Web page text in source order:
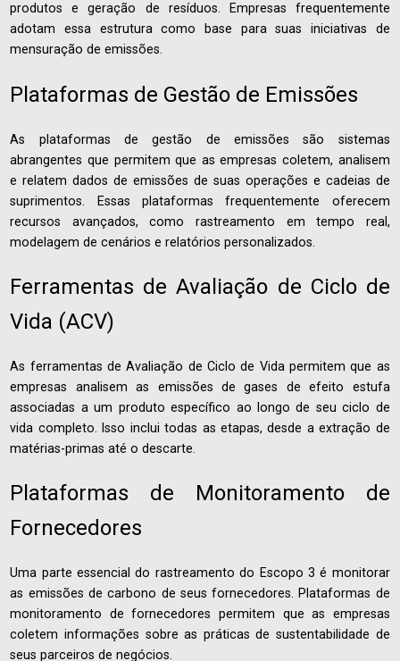
produtos e geração de resíduos. Empresas frequentemente
adotam essa estrutura como base para suas iniciativas de
mensuração de emissões.
Plataformas de Gestão de Emissões
As plataformas de gestão de emissões são sistemas
abrangentes que permitem que as empresas coletem, analisem
e relatem dados de emissões de suas operações e cadeias de
suprimentos. Essas plataformas frequentemente oferecem
recursos avançados, como rastreamento em tempo real,
modelagem de cenários e relatórios personalizados.
Ferramentas de Avaliação de Ciclo de
Vida (ACV)
As ferramentas de Avaliação de Ciclo de Vida permitem que as
empresas analisem as emissões de gases de efeito estufa
associadas a um produto específico ao longo de seu ciclo de
vida completo. Isso inclui todas as etapas, desde a extração de
matérias-primas até o descarte.
Plataformas de Monitoramento de
Fornecedores
Uma parte essencial do rastreamento do Escopo 3 é monitorar
as emissões de carbono de seus fornecedores. Plataformas de
monitoramento de fornecedores permitem que as empresas
coletem informações sobre as práticas de sustentabilidade de
seus parceiros de negócios.